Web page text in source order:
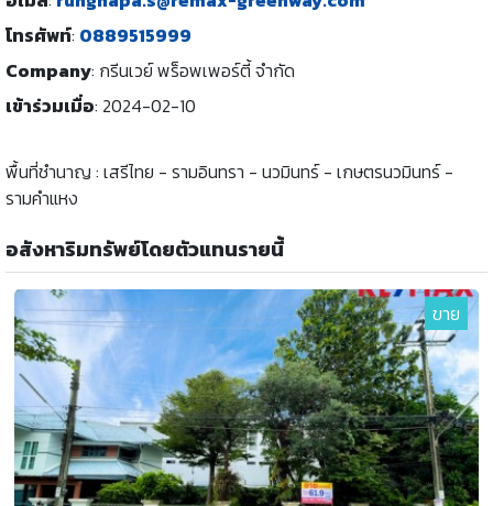
โทรศัพท์: 0889515999
Company: กรีนเวย์ พร็อพเพอร์ตี้ จำกัด
เข้าร่วมเมื่อ: 2024-02-10
พื้นที่ชำนาญ : เสรีไทย - รามอินทรา - นวมินทร์ - เกษตรนวมินทร์ -
รามคำแหง
อสังหาริมทรัพย์โดยตัวแทนรายนี้
ขาย